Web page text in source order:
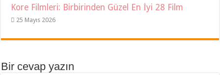
Kore Filmleri: Birbirinden Güzel En İyi 28 Film
25 Mayıs 2026
Bir cevap yazın